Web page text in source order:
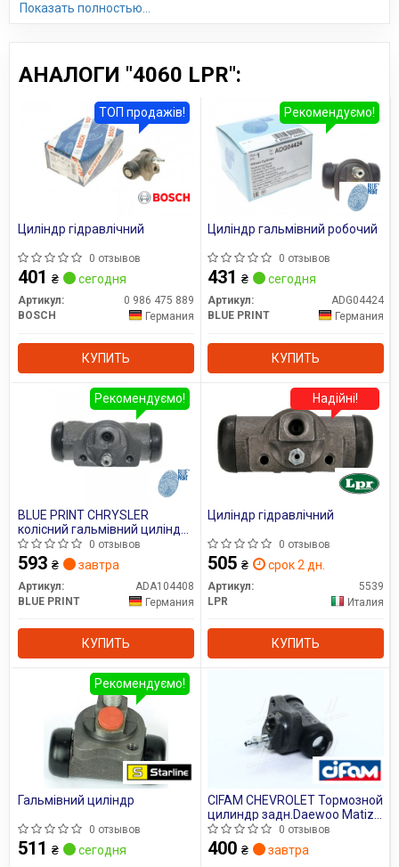
запчасти, производимые всего на 4 заводах, отличаются
азиатских заводов – цена примерно та же, но качество
намного выше. Особенно хороши тормоза LPR, поскольку
они имеют стабильный тормозной момент, низкую
шумность и невысокую скорость износа.
www.lpr.it
Все запчасти LPR →
Показать полностью...
АНАЛОГИ "4060 LPR":
Циліндр гідравлічний
0 отзывов
401 ₴ сегодня
Артикул:
0 986 475 889
BOSCH
Германия
КУПИТЬ
ТОП продажів!
Циліндр гальмівний робочий
0 отзывов
431 ₴ сегодня
Артикул:
ADG04424
BLUE PRINT
Германия
КУПИТЬ
Рекомендуємо!
BLUE PRINT CHRYSLER
колісний гальмівний циліндр
Voyager III,Kia0 отзывов
593 ₴ завтра
Артикул:
ADA104408
BLUE PRINT
Германия
КУПИТЬ
Рекомендуємо!
Циліндр гідравлічний
0 отзывов
505 ₴ срок 2 дн.
Артикул:
5539
LPR
Италия
КУПИТЬ
Надійні!
Гальмівний циліндр
0 отзывов
511 ₴ сегодня
Рекомендуємо!
CIFAM CHEVROLET Тормозной
цилиндр задн.Daewoo Matiz
98-
0 отзывов
400 ₴ завтра